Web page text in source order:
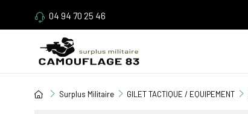
04 94 70 25 46
Surplus Militaire GILET TACTIQUE / EQUIPEMENT